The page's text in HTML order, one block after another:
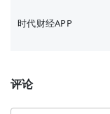
时代财经APP
评论